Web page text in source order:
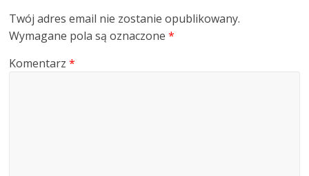
Twój adres email nie zostanie opublikowany.
Wymagane pola są oznaczone*
Komentarz*